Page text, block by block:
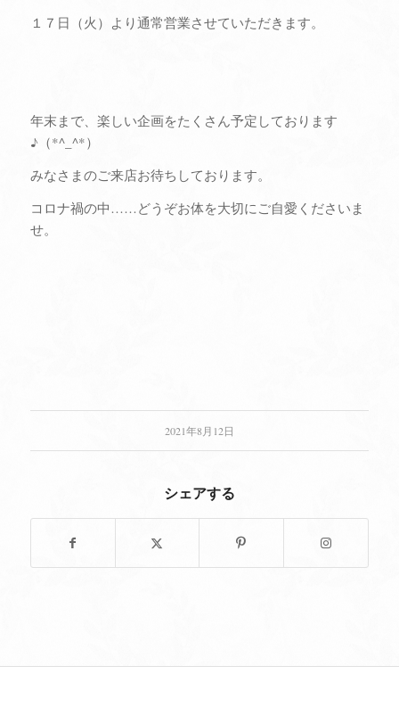
１７日（火）より通常営業させていただきます。
年末まで、楽しい企画をたくさん予定しております
♪（*^_^*）
みなさまのご来店お待ちしております。
コロナ禍の中……どうぞお体を大切にご自愛くださいま
せ。
2021年8月12日
シェアする